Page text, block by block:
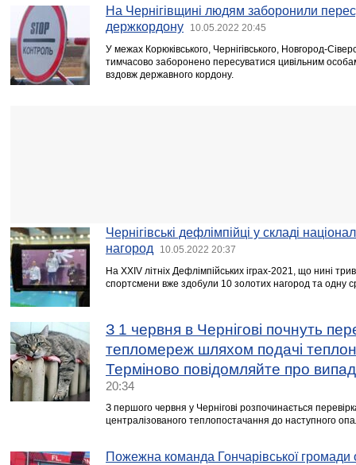
На Чернігівщині людям заборонили
держкордону
10.05.2022 20:45
У межах Корюківського, Чернігівського, Новгород-
тимчасово заборонено пересуватися цивільним
вздовж державного кордону.
Чернігівські дефлімпійці у складі
нагород
10.05.2022 20:37
На XXIV літніх Дефлімпійських іграх-2021, що нині
спортсмени вже здобули 10 золотих нагород та одну
З 1 червня в Чернігові почнуть
тепломереж шляхом подачі
Терміново повідомляйте про
20:34
З першого червня у Чернігові розпочинається
централізованого теплопостачання до наступного
Пожежна команда Гончарівської